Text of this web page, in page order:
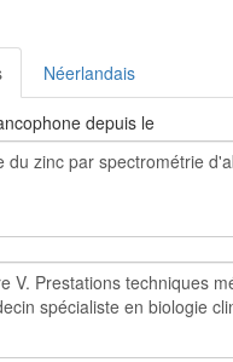
Néerlandais
depuis le